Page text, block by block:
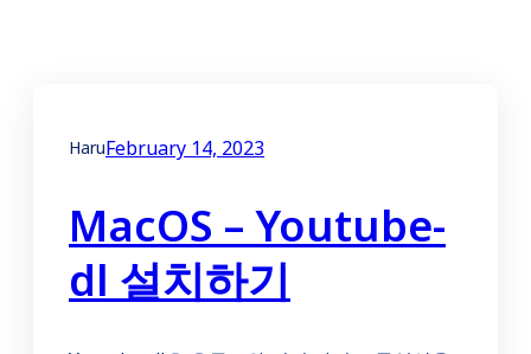
HaruFebruary 14, 2023
MacOS – Youtube-
dl 설치하기